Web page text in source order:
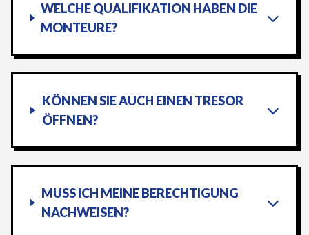
WELCHE QUALIFIKATION HABEN DIE
MONTEURE?
KÖNNEN SIE AUCH EINEN TRESOR
ÖFFNEN?
MUSS ICH MEINE BERECHTIGUNG
NACHWEISEN?